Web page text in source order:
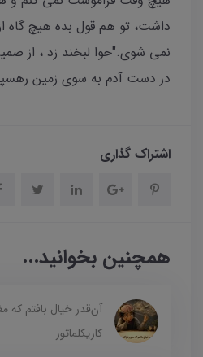
داشت، تو هم قول بده هیچ
نمی شوی."حوا لبخند زد ، از
در دست آدم به سوی زمین
اشتراک گذاری
همچنین بخوانید...
آن‌قدر خیال بافتم
کاریکلماتور